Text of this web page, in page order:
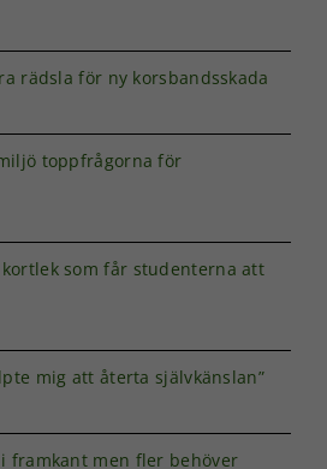
rädsla för ny korsbandsskada
toppfrågorna för
som får studenterna att
mig att återta självkänslan”
framkant men fler behöver